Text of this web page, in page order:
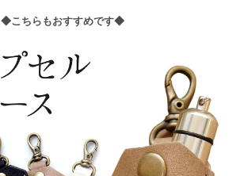
◆こちらもおすすめです◆